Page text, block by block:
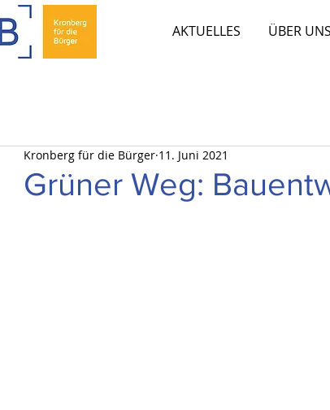
AKTUELLES ÜBER UNS
Grüner Weg:
Kronberg für die Bürger 11. Juni 2021